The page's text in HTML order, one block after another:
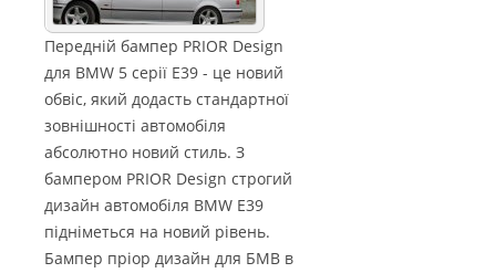
Передній бампер PRIOR Design
для BMW 5 серії E39 - це новий
обвіс, який додасть стандартної
зовнішності автомобіля
абсолютно новий стиль. З
бампером PRIOR Design строгий
дизайн автомобіля BMW E39
підніметься на новий рівень.
Бампер пріор дизайн для БМВ в